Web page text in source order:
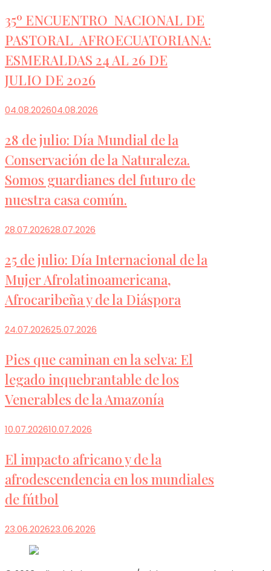
35º ENCUENTRO NACIONAL DE
PASTORAL AFROECUATORIANA:
ESMERALDAS 24 AL 26 DE
JULIO DE 2026
04.08.202604.08.2026
28 de julio: Día Mundial de la
Conservación de la Naturaleza.
Somos guardianes del futuro de
nuestra casa común.
28.07.202628.07.2026
25 de julio: Día Internacional de la
Mujer Afrolatinoamericana,
Afrocaribeña y de la Diáspora
24.07.202625.07.2026
Pies que caminan en la selva: El
legado inquebrantable de los
Venerables de la Amazonía
10.07.202610.07.2026
El impacto africano y de la
afrodescendencia en los mundiales
de fútbol
23.06.202623.06.2026